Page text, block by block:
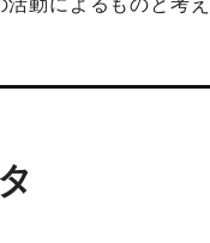
動によるものと考え